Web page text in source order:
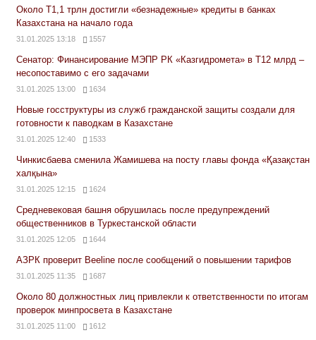
Около Т1,1 трлн достигли «безнадежные» кредиты в банках
Казахстана на начало года
31.01.2025 13:18 1557
Сенатор: Финансирование МЭПР РК «Казгидромета» в Т12 млрд –
несопоставимо с его задачами
31.01.2025 13:00 1634
Новые госструктуры из служб гражданской защиты создали для
готовности к паводкам в Казахстане
31.01.2025 12:40 1533
Чинкисбаева сменила Жамишева на посту главы фонда «Қазақстан
халқына»
31.01.2025 12:15 1624
Средневековая башня обрушилась после предупреждений
общественников в Туркестанской области
31.01.2025 12:05 1644
АЗРК проверит Beeline после сообщений о повышении тарифов
31.01.2025 11:35 1687
Около 80 должностных лиц привлекли к ответственности по итогам
проверок минпросвета в Казахстане
31.01.2025 11:00 1612